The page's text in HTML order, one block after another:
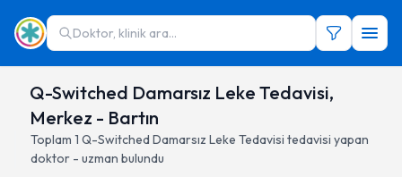
Doktor, klinik ara...
Q-Switched Damarsız Leke Tedavisi,
Merkez - Bartın
Toplam 1 Q-Switched Damarsız Leke Tedavisi tedavisi yapan
doktor - uzman bulundu